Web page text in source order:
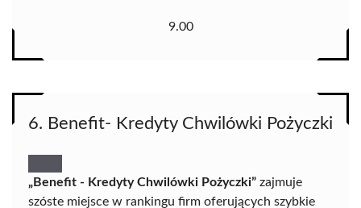
9.00
6. Benefit- Kredyty Chwilówki Pożyczki
„Benefit - Kredyty Chwilówki Pożyczki” zajmuje
szóste miejsce w rankingu firm oferujących szybkie